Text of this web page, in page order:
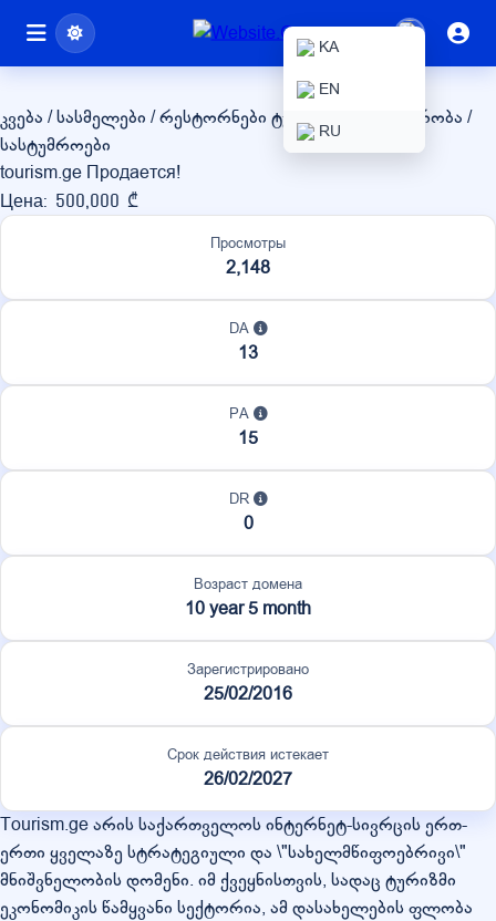
KA
EN
RU
tourism.ge
კვება / სასმელები / რესტორნები ტურიზმი / მოგზაურობა /
სასტუმროები
tourism.ge Продается!
Цена: 500,000 ₾
Просмотры
2,148
DA
13
PA
15
DR
0
Возраст домена
10 year 5 month
Зарегистрировано
25/02/2016
Срок действия истекает
26/02/2027
Tourism.ge არის საქართველოს ინტერნეტ-სივრცის ერთ-
ერთი ყველაზე სტრატეგიული და \"სახელმწიფოებრივი\"
მნიშვნელობის დომენი. იმ ქვეყნისთვის, სადაც ტურიზმი
ეკონომიკის წამყვანი სექტორია, ამ დასახელების ფლობა